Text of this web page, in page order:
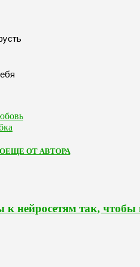
ЕЩЕ ОТ АВТОРА
к нейросетям так,